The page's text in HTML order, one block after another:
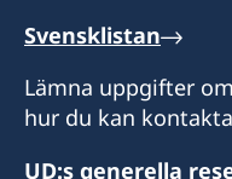
Svensklistan
Lämna uppgifter
hur du kan
UD:s generella